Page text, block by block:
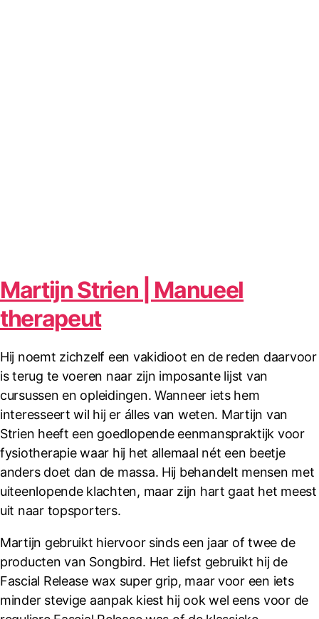
Martijn Strien | Manueel
therapeut
Hij noemt zichzelf een vakidioot en de reden daarvoor
is terug te voeren naar zijn imposante lijst van
cursussen en opleidingen. Wanneer iets hem
interesseert wil hij er álles van weten. Martijn van
Strien heeft een goedlopende eenmanspraktijk voor
fysiotherapie waar hij het allemaal nét een beetje
anders doet dan de massa. Hij behandelt mensen met
uiteenlopende klachten, maar zijn hart gaat het meest
uit naar topsporters.
Martijn gebruikt hiervoor sinds een jaar of twee de
producten van Songbird. Het liefst gebruikt hij de
Fascial Release wax super grip, maar voor een iets
minder stevige aanpak kiest hij ook wel eens voor de